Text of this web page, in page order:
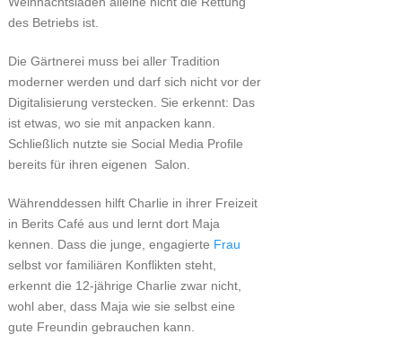
des Betriebs ist.
Die Gärtnerei muss bei aller Tradition
moderner werden und darf sich nicht vor der
Digitalisierung verstecken. Sie erkennt: Das
ist etwas, wo sie mit anpacken kann.
Schließlich nutzte sie Social Media Profile
bereits für ihren eigenen Salon.
Währenddessen hilft Charlie in ihrer Freizeit
in Berits Café aus und lernt dort Maja
kennen. Dass die junge, engagierte Frau
selbst vor familiären Konflikten steht,
erkennt die 12-jährige Charlie zwar nicht,
wohl aber, dass Maja wie sie selbst eine
gute Freundin gebrauchen kann.